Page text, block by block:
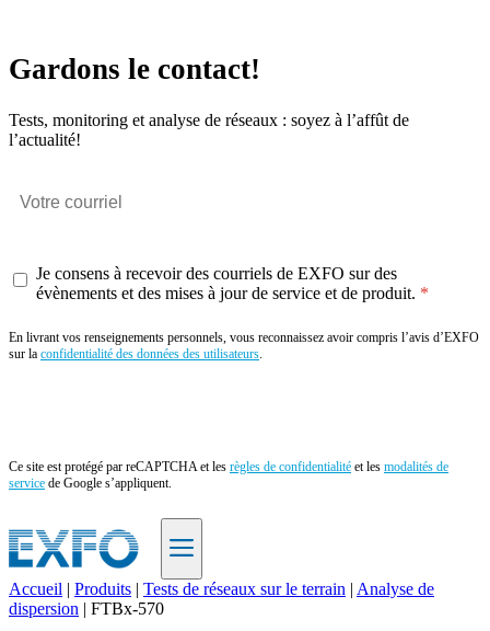
Gardons le contact!
Tests, monitoring et analyse de réseaux : soyez à l’affût de
l’actualité!
Je consens à recevoir des courriels de EXFO sur des
évènements et des mises à jour de service et de produit.
En livrant vos renseignements personnels, vous reconnaissez avoir compris l’avis d’EXFO
sur la confidentialité des données des utilisateurs.
Ce site est protégé par reCAPTCHA et les règles de confidentialité et les modalités de
service de Google s’appliquent.
FR
Accueil | Produits | Tests de réseaux sur le terrain | Analyse de
dispersion | FTBx-570